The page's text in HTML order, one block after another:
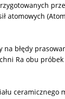
atomowych
błędy
Ra obu
ceramicznego